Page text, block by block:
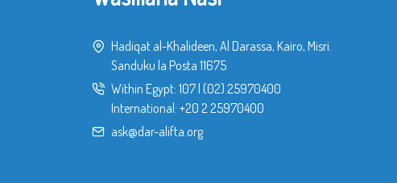
Hadiqat al-Khalideen, Al Darassa, Kairo, Misri.
Sanduku la Posta 11675
Within Egypt: 107 (02) 25970400
International: +20 2 25970400
ask@dar-alifta.org